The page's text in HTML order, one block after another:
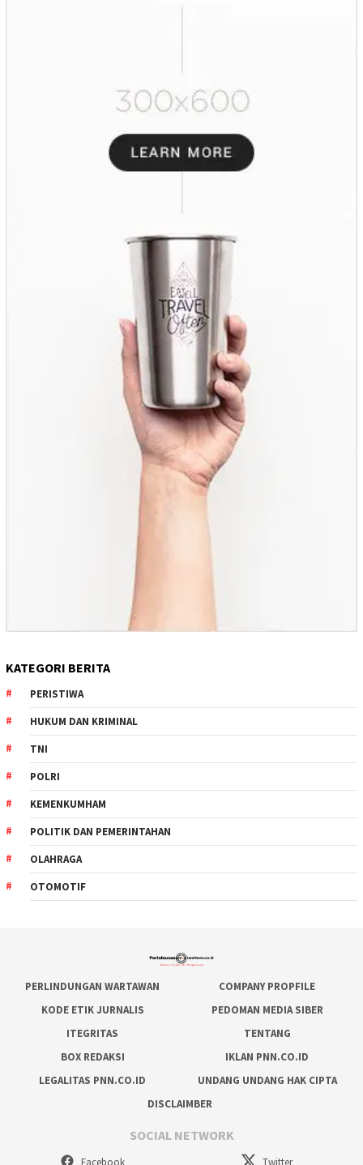
KATEGORI BERITA
PERISTIWA
HUKUM DAN KRIMINAL
TNI
POLRI
KEMENKUMHAM
POLITIK DAN PEMERINTAHAN
OLAHRAGA
OTOMOTIF
PERLINDUNGAN WARTAWAN
COMPANY PROPFILE
KODE ETIK JURNALIS
PEDOMAN MEDIA SIBER
ITEGRITAS
TENTANG
BOX REDAKSI
IKLAN PNN.CO.ID
LEGALITAS PNN.CO.ID
UNDANG UNDANG HAK CIPTA
DISCLAIMBER
SOCIAL NETWORK
Facebook Twitter